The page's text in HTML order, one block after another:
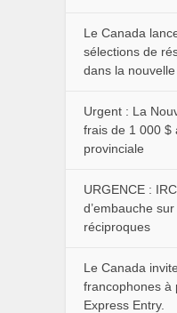
Le Canada
sélections de
dans la
Urgent : La
frais de 1 000 $
provinciale
URGENCE :
d’embauche
réciproques
Le Canada
francophones à
Express Entry.